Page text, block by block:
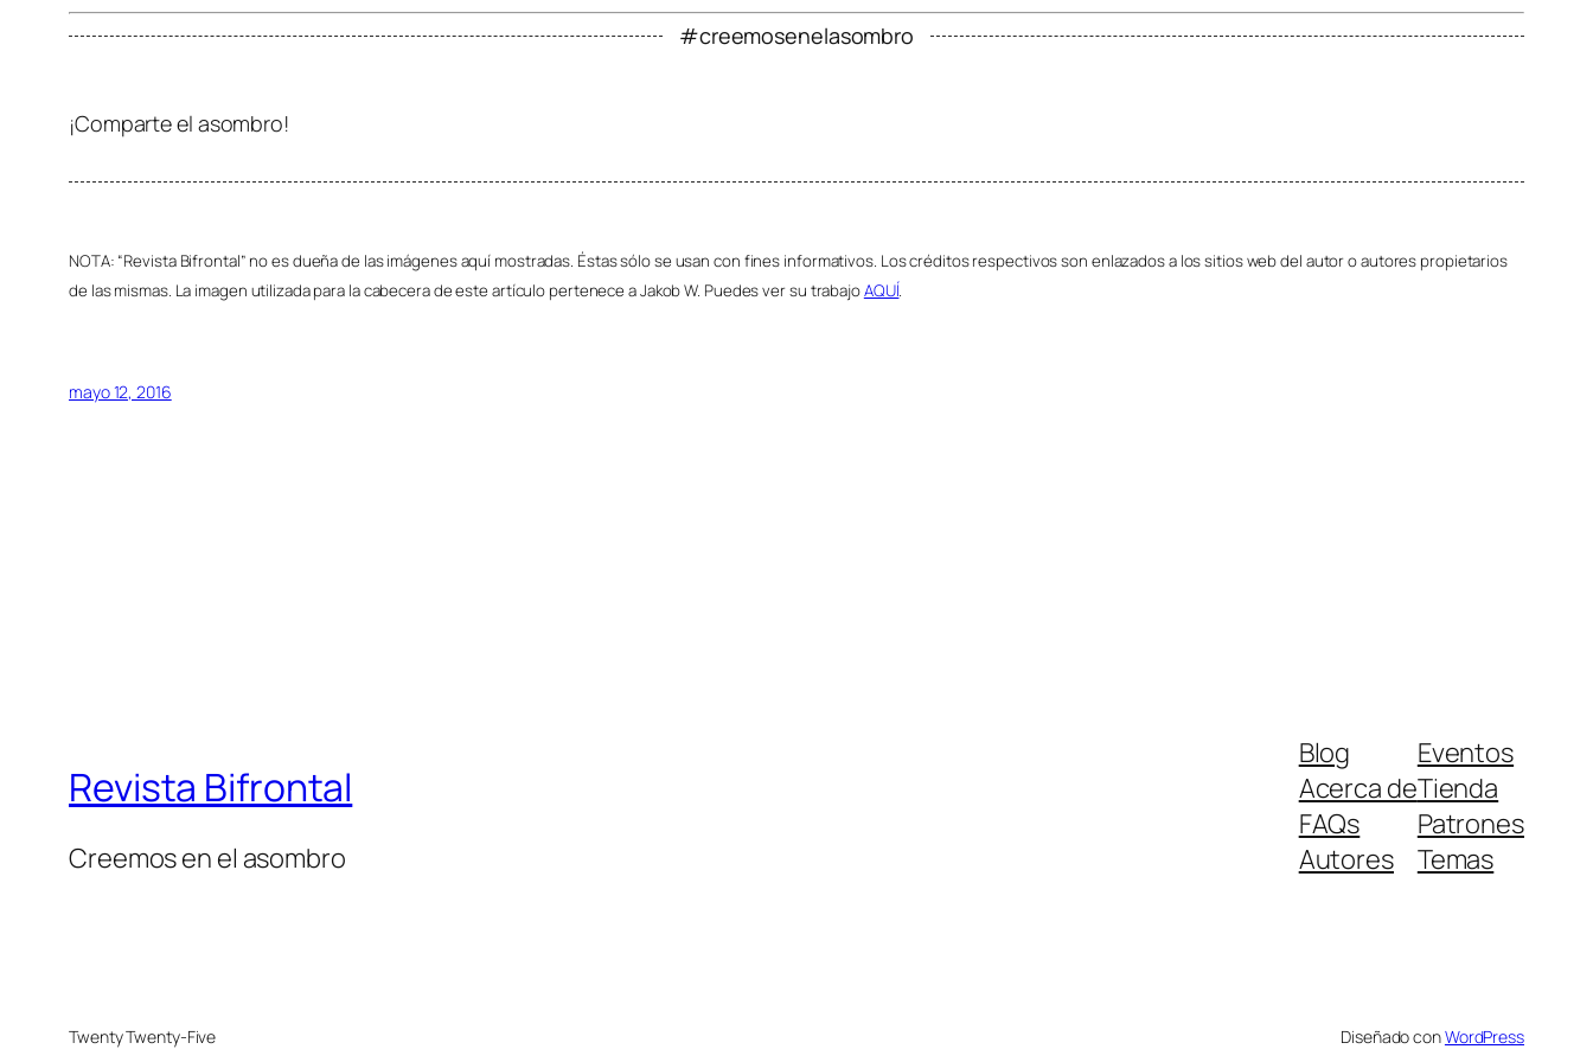
#creemosenelasombro
¡Comparte el asombro!
NOTA: “Revista Bifrontal” no es dueña de las imágenes aquí mostradas. Éstas sólo se usan con fines informativos. Los créditos respectivos son enlazados a los sitios web del autor o autores propietarios
de las mismas. La imagen utilizada para la cabecera de este artículo pertenece a Jakob W. Puedes ver su trabajoAQUÍ.
mayo 12, 2016
Revista Bifrontal
Creemos en el asombro
Blog
Acerca de
FAQs
Autores
Eventos
Tienda
Patrones
Temas
Twenty Twenty-Five Diseñado conWordPress